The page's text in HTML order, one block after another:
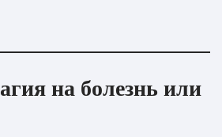
на болезнь или